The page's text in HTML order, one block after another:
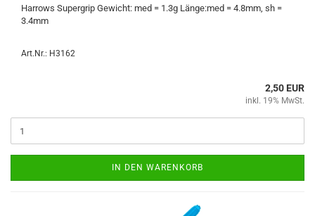
Har­rows Su­per­grip Ge­wicht: med = 1.3g Länge:med = 4.8mm, sh =
3.4mm
Art.Nr.: H3162
2,50 EUR
inkl. 19% MwSt.
IN DEN WARENKORB